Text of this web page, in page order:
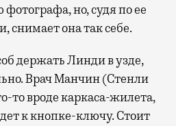
но, судя по ее
она так себе.
держать Линди в узде,
Врач Манчин (Стенли
то вроде каркаса-жилета,
к кнопке-ключу. Стоит